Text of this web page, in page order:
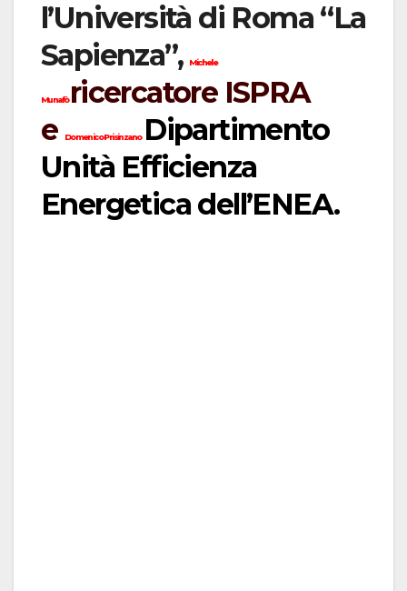
l’Università di Roma “La
Sapienza”,
Michele
Munafòricercatore ISPRA
e
Domenico Prisinzano Dipartimento
Unità Efficienza
Energetica dell’ENEA.